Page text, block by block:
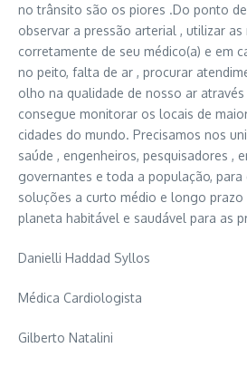
no trânsito são os piores .Do ponto
observar a pressão arterial , utilizar as
corretamente de seu médico(a) e em
no peito, falta de ar , procurar
olho na qualidade de nosso ar através
consegue monitorar os locais de
cidades do mundo. Precisamos nos
saúde , engenheiros, pesquisadores ,
governantes e toda a população,
soluções a curto médio e longo prazo
planeta habitável e saudável para as
Danielli
Médica Cardiologista
Gilberto Natalini